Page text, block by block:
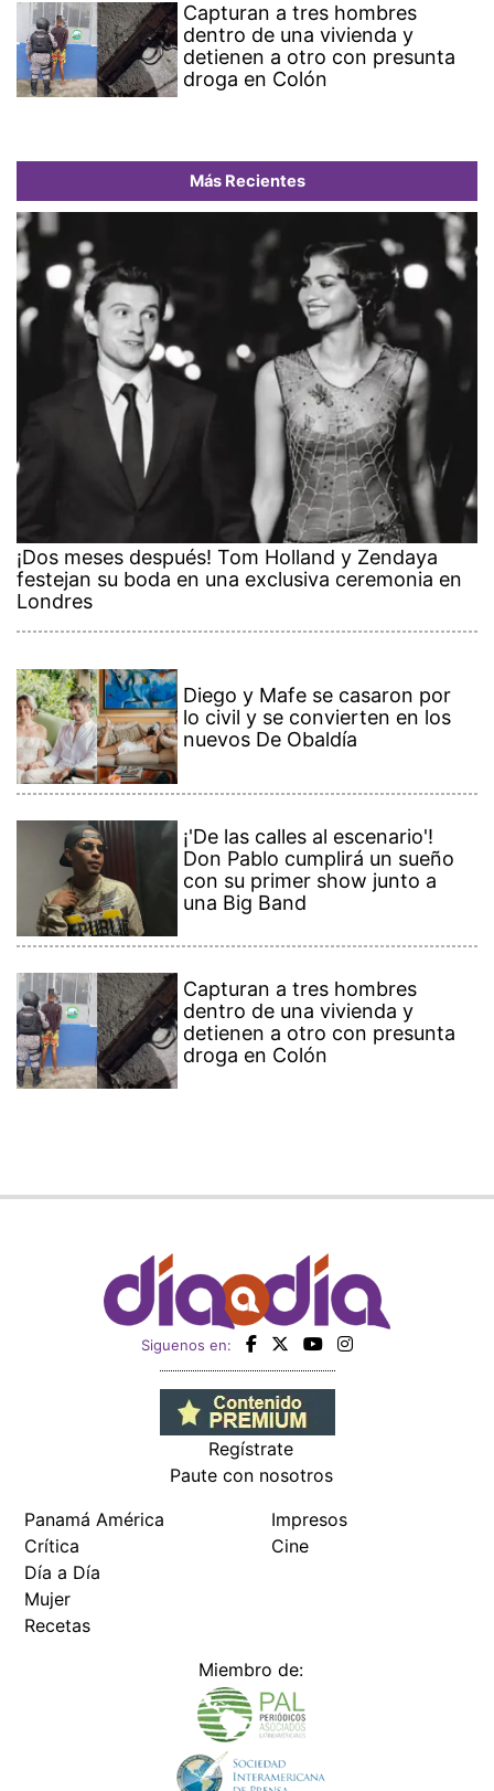
Capturan a tres hombres
dentro de una vivienda y
detienen a otro con presunta
droga en Colón
Más Recientes
¡Dos meses después! Tom Holland y Zendaya
festejan su boda en una exclusiva ceremonia en
Londres
Diego y Mafe se casaron por
lo civil y se convierten en los
nuevos De Obaldía
¡'De las calles al escenario'!
Don Pablo cumplirá un sueño
con su primer show junto a
una Big Band
Capturan a tres hombres
dentro de una vivienda y
detienen a otro con presunta
droga en Colón
Siguenos en:
Regístrate
Paute con nosotros
Panamá América
Crítica
Día a Día
Mujer
Recetas
Impresos
Cine
Miembro de: